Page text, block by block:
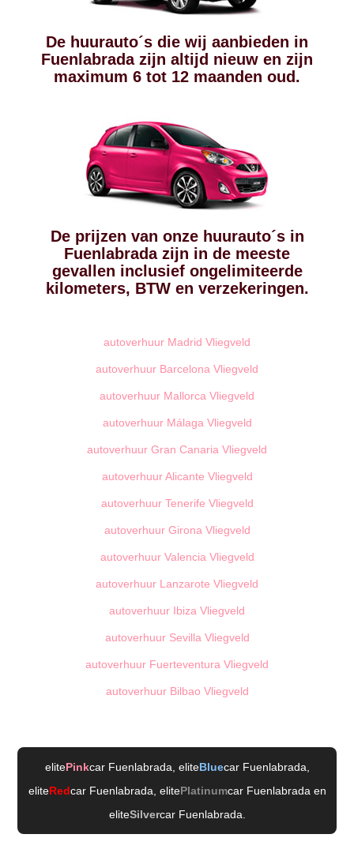
De huurauto´s die wij aanbieden in
Fuenlabrada zijn altijd nieuw en zijn
maximum 6 tot 12 maanden oud.
De prijzen van onze huurauto´s in
Fuenlabrada zijn in de meeste
gevallen inclusief ongelimiteerde
kilometers, BTW en verzekeringen.
autoverhuur Madrid Vliegveld
autoverhuur Barcelona Vliegveld
autoverhuur Mallorca Vliegveld
autoverhuur Málaga Vliegveld
autoverhuur Gran Canaria Vliegveld
autoverhuur Alicante Vliegveld
autoverhuur Tenerife Vliegveld
autoverhuur Girona Vliegveld
autoverhuur Valencia Vliegveld
autoverhuur Lanzarote Vliegveld
autoverhuur Ibiza Vliegveld
autoverhuur Sevilla Vliegveld
autoverhuur Fuerteventura Vliegveld
autoverhuur Bilbao Vliegveld
elitePinkcar Fuenlabrada , eliteBluecar Fuenlabrada
eliteRedcar Fuenlabrada , elitePlatinumcar Fuenlabrada en
eliteSilvercar Fuenlabrada